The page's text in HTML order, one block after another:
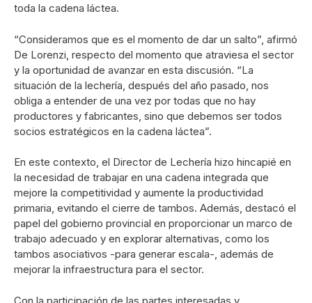
toda la cadena láctea.
“Consideramos que es el momento de dar un salto”, afirmó
De Lorenzi, respecto del momento que atraviesa el sector
y la oportunidad de avanzar en esta discusión. “La
situación de la lechería, después del año pasado, nos
obliga a entender de una vez por todas que no hay
productores y fabricantes, sino que debemos ser todos
socios estratégicos en la cadena láctea”.
En este contexto, el Director de Lechería hizo hincapié en
la necesidad de trabajar en una cadena integrada que
mejore la competitividad y aumente la productividad
primaria, evitando el cierre de tambos. Además, destacó el
papel del gobierno provincial en proporcionar un marco de
trabajo adecuado y en explorar alternativas, como los
tambos asociativos -para generar escala-, además de
mejorar la infraestructura para el sector.
Con la participación de las partes interesadas y